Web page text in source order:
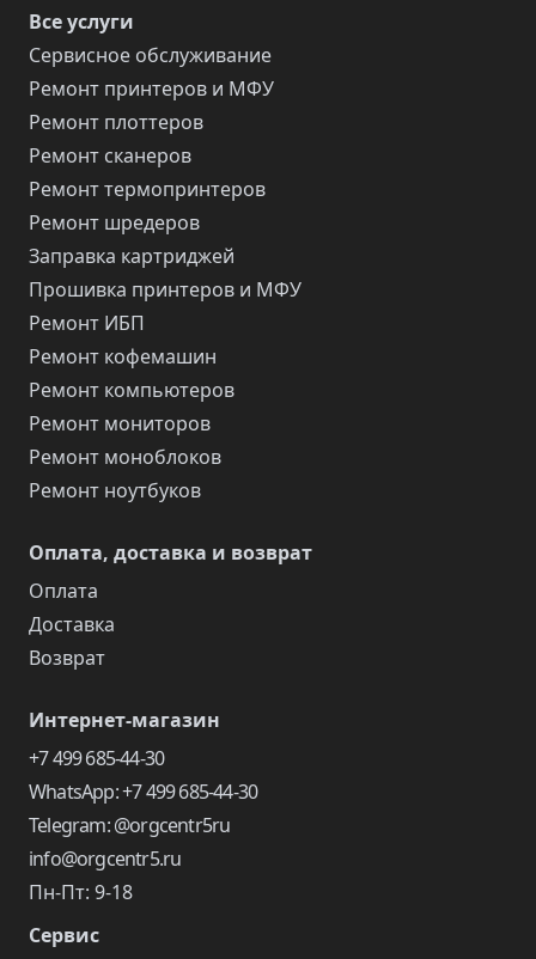
Все услуги
Сервисное обслуживание
Ремонт принтеров и МФУ
Ремонт плоттеров
Ремонт сканеров
Ремонт термопринтеров
Ремонт шредеров
Заправка картриджей
Прошивка принтеров и МФУ
Ремонт ИБП
Ремонт кофемашин
Ремонт компьютеров
Ремонт мониторов
Ремонт моноблоков
Ремонт ноутбуков
Оплата, доставка и возврат
Оплата
Доставка
Возврат
Интернет-магазин
+7 499 685-44-30
WhatsApp: +7 499 685-44-30
Telegram: @orgcentr5ru
info@orgcentr5.ru
Пн-Пт: 9-18
Сервис